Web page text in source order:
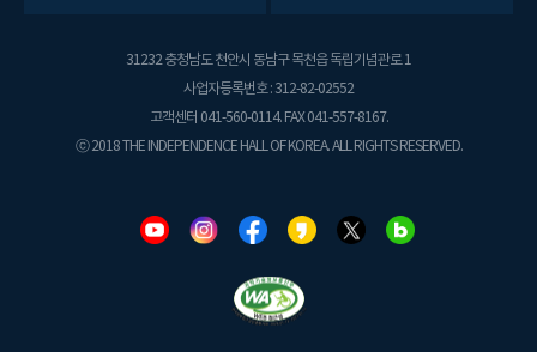
31232 충청남도 천안시 동남구 목천읍 독립기념관로 1
사업자등록번호 : 312-82-02552
고객센터 041-560-0114. FAX 041-557-8167.
ⓒ 2018 THE INDEPENDENCE HALL OF KOREA. ALL RIGHTS RESERVED.